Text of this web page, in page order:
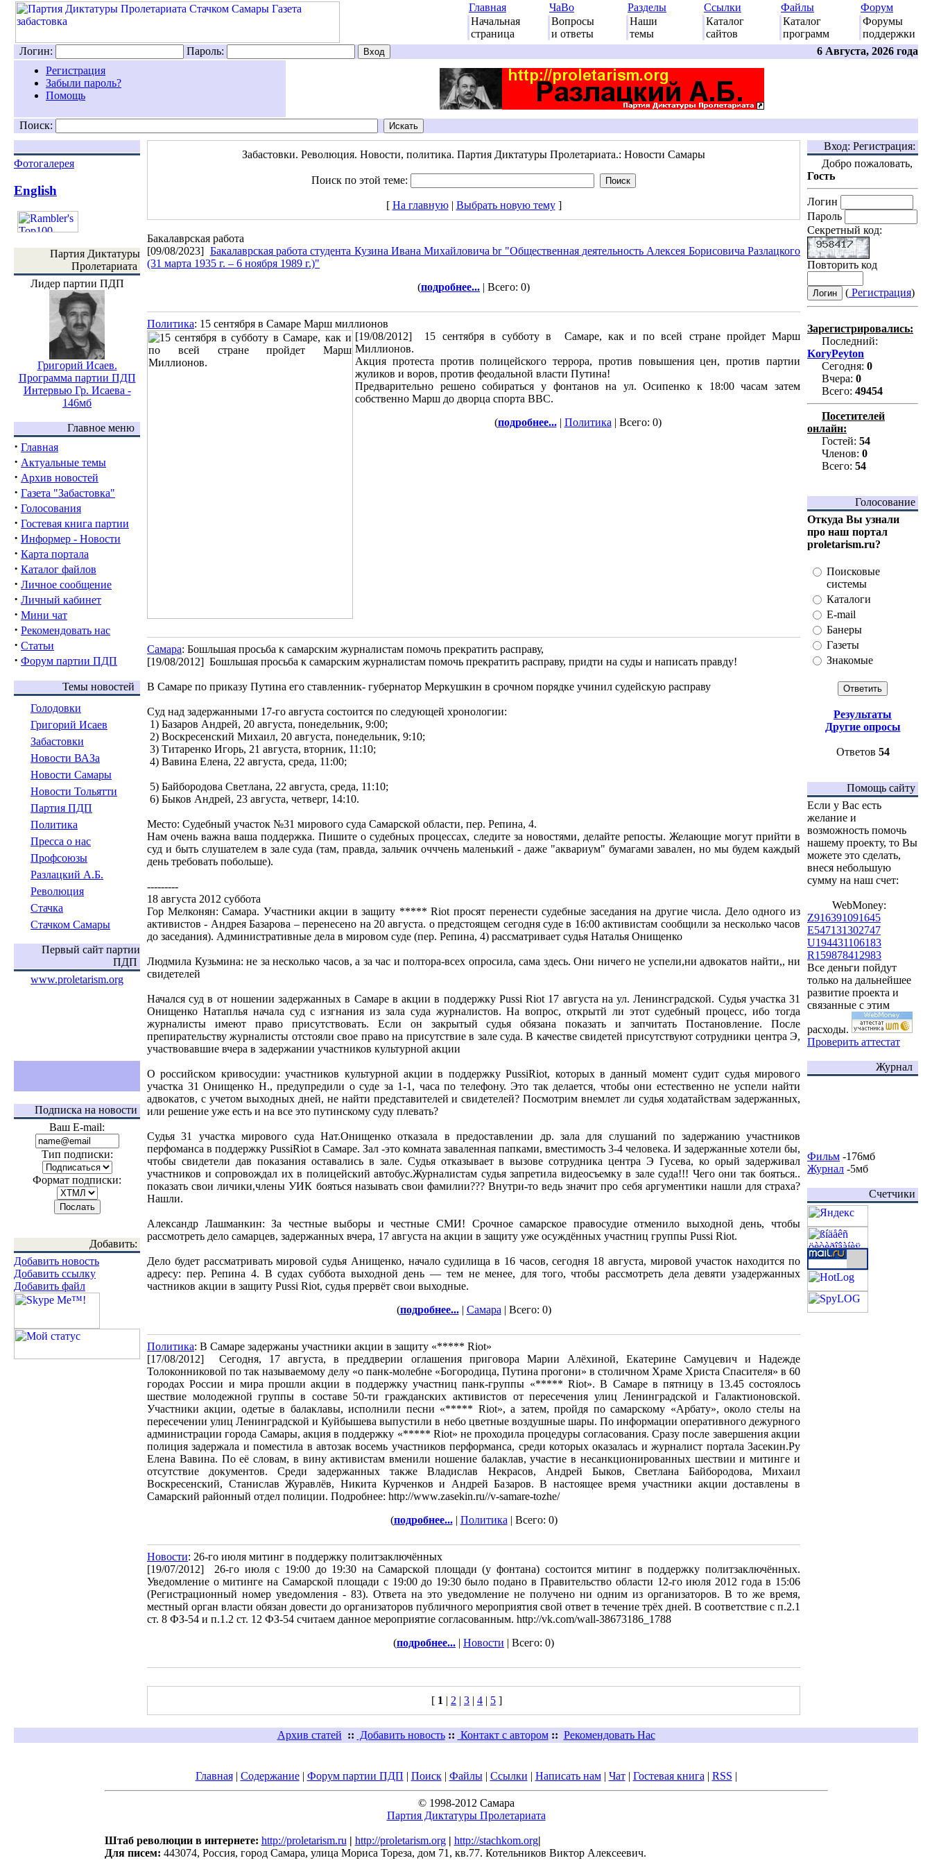
Главная
Начальная
страница
ЧаВо
Вопросы
и ответы
Разделы
Наши
темы
Ссылки
Каталог
сайтов
Файлы
Каталог
программ
Форум
Форумы
поддержки
Логин:
Пароль:
6 Августа, 2026 года
Регистрация
Забыли пароль?
Помощь
Поиск:
Фотогалерея
English
Партия Диктатуры
Пролетариата
Лидер партии ПДП
Григорий Исаев.
Программа партии ПДП
Интервью Гр. Исаева -
146мб
Главное меню
· Главная
· Актуальные темы
· Архив новостей
· Газета "Забастовка"
· Голосования
· Гостевая книга партии
· Информер - Новости
· Карта портала
· Каталог файлов
· Личное сообщение
· Личный кабинет
· Мини чат
· Рекомендовать нас
· Статьи
· Форум партии ПДП
Темы новостей
Голодовки
Григорий Исаев
Забастовки
Новости ВАЗа
Новости Самары
Новости Тольятти
Партия ПДП
Политика
Пресса о нас
Профсоюзы
Разлацкий А.Б.
Революция
Стачка
Стачком Самары
Первый сайт партии
ПДП
www.proletarism.org
Подписка на новости
Ваш E-mail:
Тип подписки:
Формат подписки:
Добавить:
Добавить новость
Добавить ссылку
Добавить файл
Забастовки. Революция. Новости, политика. Партия Диктатуры Пролетариата.: Новости Самары
Поиск по этой теме:
[ На главную| Выбрать новую тему]
Бакалаврская работа
[09/08/2023] Бакалаврская работа студента Кузина Ивана Михайловича br "Общественная деятельность Алексея Борисовича Разлацкого
(31 марта 1935 г. – 6 ноября 1989 г.)"
(подробнее... | Всего: 0)
Политика: 15 сентября в Самаре Марш миллионов
[19/08/2012]
15 сентября в субботу в Самаре, как и по всей стране пройдет Марш
Миллионов.
Акция протеста против полицейского террора, против повышения цен, против партии
жуликов и воров, против феодальной власти Путина!
Предварительно решено собираться у фонтанов на ул. Осипенко к 18:00 часам затем
собственно Марш до дворца спорта ВВС.
(подробнее...| Политика | Всего: 0)
Самара: Бошльшая просьба к самарским журналистам помочь прекратить расправу,
[19/08/2012] Бошльшая просьба к самарским журналистам помочь прекратить расправу, придти на суды и написать правду!
В Самаре по приказу Путина его ставленник- губернатор Меркушкин в срочном порядке учинил судейскую расправу
Суд над задержанными 17-го августа состоится по следующей хронологии:
1) Базаров Андрей, 20 августа, понедельник, 9:00;
2) Воскресенский Михаил, 20 августа, понедельник, 9:10;
3) Титаренко Игорь, 21 августа, вторник, 11:10;
4) Вавина Елена, 22 августа, среда, 11:00;
5) Байбородова Светлана, 22 августа, среда, 11:10;
6) Быков Андрей, 23 августа, четверг, 14:10.
Место: Судебный участок №31 мирового суда Самарской области, пер. Репина, 4.
Нам очень важна ваша поддержка. Пишите о судебных процессах, следите за новостями, делайте репосты. Желающие могут прийти в
суд и быть слушателем в зале суда (там, правда, зальчик очччень маленький - даже "аквариум" бумагами завален, но мы будем каждый
день требовать побольше).
---------
18 августа 2012 суббота
Гор Мелконян: Самара. Участники акции в защиту ***** Riot просят перенести судебные заседания на другие числа. Дело одного из
активистов - Андрея Базарова – перенесено на 20 августа. о предстоящем сегодня суде в 16:00 активистам сообщили за несколько часов
до заседания). Административные дела в мировом суде (пер. Репина, 4) рассматривает судья Наталья Онищенко
Людмила Кузьмина: не за несколько часов, а за час и полтора-всех опросила, сама здесь. Они ничего не успели,ни адвокатов найти,, ни
свидетелей
Начался суд в от ношении задержанных в Самаре в акции в поддержку Pussi Riot 17 августа на ул. Ленинсградской. Судья участка 31
Онищенко Натаплья начала суд с изгнания из зала суда журналистов. На вопрос, открытй ли этот судебный процесс, ибо тогда
журналисты имеют право присутствовать. Если он закрытый судья обязана показать и запчитать Постановление. После
препирательству журналисты отстояли свое право на присутствие в зале суда. В качестве свидетей присутствуют сотрудники центра Э,
участвовавшие вчера в задержании участников культурной акции
О российском кривосудии: участников культурной акции в поддержку PussiRiot, которых в данный момент судит судья мирового
участка 31 Онищенко Н., предупредили о суде за 1-1, часа по телефону. Это так делается, чтобы они естественно не успели найти
адвокатов, с учетом выходных дней, не найти представителей и свидетелей? Посмотрим внемлет ли судья ходатайствам задержанных,
или решение уже есть и на все это путинскому суду плевать?
Судья 31 участка мирового суда Нат.Онищенко отказала в предоставлении др. зала для слушаний по задержанию участников
перфоманса в поддержку PussiRiot в Самаре. Зал -это комната заваленная папками, вместимость 3-4 человека. И задержанные хотели бы,
чтобы свидетели дав показания оставались в зале. Судья отказывает в вызове сотрудника центра Э Гусева, ко орый задерживал
участников и сопровождал их в полицейский автобус.Журналистам судья запретила видеосъемку в зале суда!!! Чего они так бояться..
показать свои личики,члены УИК бояться называть свои фамилии??? Внутри-то ведь значит про себя аргументики нашли для страха?
Нашли.
Александр Лашманкин: За честные выборы и честные СМИ! Срочное самарское правосудие отменило выходной день, чтобы
рассмотреть дело самарцев, задержанных вчера, 17 августа на акции в защиту уже осуждённых участниц группы Pussi Riot.
Дело будет рассматривать мировой судья Анищенко, начало судилища в 16 часов, сегодня 18 августа, мировой участок находится по
адресу: пер. Репина 4. В судах суббота выходной день — тем не менее, для того, чтобы рассмотреть дела девяти узадержанных
частников акции в защиту Pussi Riot, судья прервёт свои выходные.
(подробнее...| Самара | Всего: 0)
Политика: В Самаре задержаны участники акции в защиту «***** Riot»
[17/08/2012]
Сегодня, 17 августа, в преддверии оглашения приговора Марии Алёхиной, Екатерине Самуцевич и Надежде
Толоконниковой по так называемому делу «о панк-молебне «Богородица, Путина прогони» в столичном Храме Христа Спасителя» в 60
городах России и мира прошли акции в поддержку участниц панк-группы «***** Riot». В Самаре в пятницу в 13.45 состоялось
шествие молодежной группы в составе 50-ти гражданских активистов от пересечения улиц Ленинградской и Галактионовской.
Участники акции, одетые в балаклавы, исполнили песни «***** Riot», а затем, пройдя по самарскому «Арбату», около стелы на
пересечении улиц Ленинградской и Куйбышева выпустили в небо цветные воздушные шары. По информации оперативного дежурного
администрации города Самары, акция в поддержку «***** Riot» не проходила процедуры согласования. Сразу после завершения акции
полиция задержала и поместила в автозак восемь участников перформанса, среди которых оказалась и журналист портала Засекин.Ру
Елена Вавина. По её словам, в вину активистам вменили ношение балаклав, участие в несанкционированных шествии и митинге и
отсутствие документов. Среди задержанных также Владислав Некрасов, Андрей Быков, Светлана Байбородова, Михаил
Воскресенский, Станислав Журавлёв, Никита Курченков и Андрей Базаров. В настоящее время участники акции доставлены в
Самарский районный отдел полиции. Подробнее: http://www.zasekin.ru//v-samare-tozhe/
(подробнее...| Политика | Всего: 0)
Новости: ‎26-го июля митинг в поддержку политзаключённых
[19/07/2012]
‎26-го июля с 19:00 до 19:30 на Самарской площади (у фонтана) состоится митинг в поддержку политзаключённых.
Уведомление о митинге на Самарской площади с 19:00 до 19:30 было подано в Правительство области 12-го июля 2012 года в 15:06
(Регистрационный номер уведомления - 83). Ответа на это уведомление не получено ни одним из организаторов. В то же время,
местный орган власти обязан довести до организаторов публичного мероприятия свой ответ в течение трёх дней. В соответствие с п.2.1
ст. 8 ФЗ-54 и п.1.2 ст. 12 ФЗ-54 считаем данное мероприятие согласованным. http://vk.com/​wall-38673186_1788
(подробнее... | Новости | Всего: 0)
[ 1 | 2 | 3 | 4 | 5 ]
Вход: Регистрация:
Добро пожаловать,
Гость
Логин
Пароль
Секретный код:
Повторить код
( Регистрация)
Зарегистрировались:
Последний:
KoryPeyton
Сегодня: 0
Вчера: 0
Всего: 49454
Посетителей
онлайн:
Гостей: 54
Членов: 0
Всего: 54
Голосование
Откуда Вы узнали
про наш портал
proletarism.ru?
Поисковые
системы
Каталоги
E-mail
Банеры
Газеты
Знакомые
Результаты
Другие опросы
Ответов 54
Помощь сайту
Если у Вас есть
желание и
возможность помочь
нашему проекту, то Вы
можете это сделать,
внеся небольшую
сумму на наш счет:
WebMoney:
Z916391091645
E547131302747
U194431106183
R159878412983
Все деньги пойдут
только на дальнейшее
развитие проекта и
связанные с этим
расходы.
Проверить аттестат
Журнал
Фильм -176мб
Журнал -5мб
Счетчики
Архив статей :: Добавить новость :: Контакт с автором :: Рекомендовать Нас
Главная| Содержание| Форум партии ПДП | Поиск| Файлы| Ссылки | Написать нам| Чат| Гостевая книга | RSS |
© 1998-2012 Самара
Партия Диктатуры Пролетариата
Штаб революции в интернете: http://proletarism.ru | http://proletarism.org| http://stachkom.org|
Для писем: 443074, Россия, город Самара, улица Мориса Тореза, дом 71, кв.77. Котельников Виктор Алексеевич.